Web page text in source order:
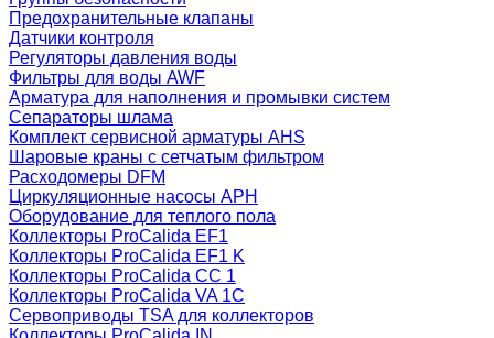
Предохранительные клапаны
Датчики контроля
Регуляторы давления воды
Фильтры для воды AWF
Арматура для наполнения и промывки систем
Сепараторы шлама
Комплект сервисной арматуры AHS
Шаровые краны с сетчатым фильтром
Расходомеры DFM
Циркуляционные насосы APH
Оборудование для теплого пола
Коллекторы ProCalida EF1
Коллекторы ProCalida EF1 K
Коллекторы ProCalida CC 1
Коллекторы ProCalida VA 1C
Сервоприводы TSA для коллекторов